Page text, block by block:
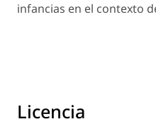
infancias en el contexto
Licencia